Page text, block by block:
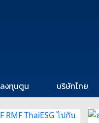
ลงทุนตูน บริษัทไทย